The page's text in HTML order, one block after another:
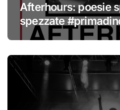
Afterhours: poesie
spezzate